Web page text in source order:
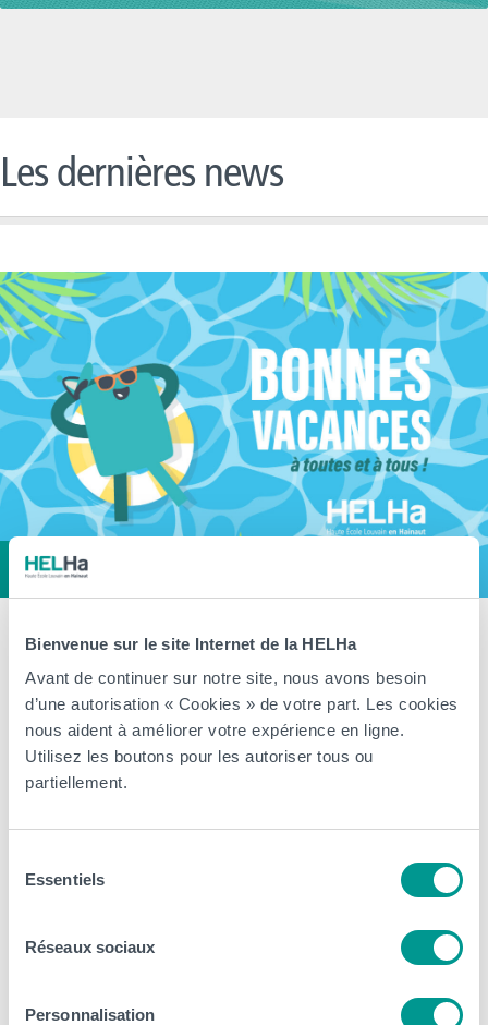
Bienvenue sur le site Internet de la HELHa
Avant de continuer sur notre site, nous avons besoin
d’une autorisation « Cookies » de votre part. Les cookies
nous aident à améliorer votre expérience en ligne.
Utilisez les boutons pour les autoriser tous ou
partiellement.
Essentiels
Réseaux sociaux
Personnalisation
Les dernières news
Fermeture estivale de notre Haute
École du 11 juillet au 16 août
prochain
> Les différentes implantations et campus de la Haute École sont
Cependant, notre plateforme d’inscription en ligne reste bien
accessible via l’onglet inscription. Il est donc possible de débuter
HELHa
Santé et Technologies Médicales